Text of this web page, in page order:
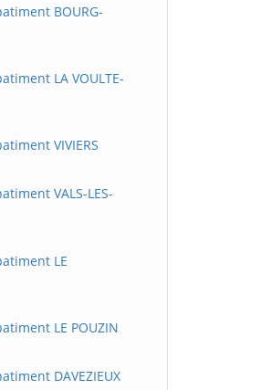
BOURG-
LA VOULTE-
VIVIERS
VALS-LES-
LE
LE POUZIN
DAVEZIEUX